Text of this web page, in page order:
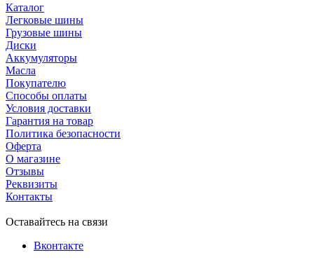
Каталог
Легковые шины
Грузовые шины
Диски
Аккумуляторы
Масла
Покупателю
Способы оплаты
Условия доставки
Гарантия на товар
Политика безопасности
Оферта
О магазине
Отзывы
Реквизиты
Контакты
Оставайтесь на связи
Вконтакте